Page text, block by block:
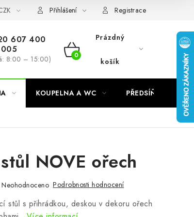
Přihlášení Registrace
607 400
005
8:00 – 15:00)
NÁKUPNÍ
Prázdný
košík
KOUPELNA A WC PŘEDSÍŇ
NOVE ořech
Neohodnoceno Podrobnosti hodnocení
stůl s přihrádkou, deskou v dekoru ořech